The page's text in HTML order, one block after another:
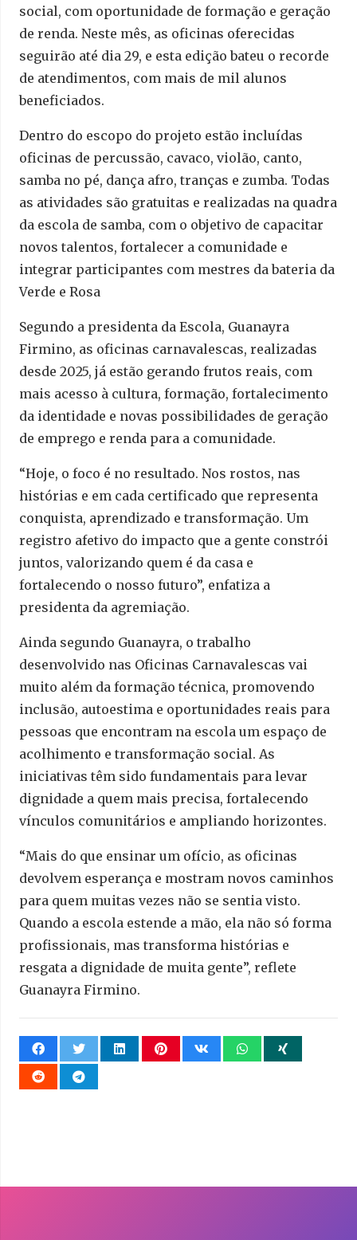
social, com oportunidade de formação e geração
de renda. Neste mês, as oficinas oferecidas
seguirão até dia 29, e esta edição bateu o recorde
de atendimentos, com mais de mil alunos
beneficiados.
Dentro do escopo do projeto estão incluídas
oficinas de percussão, cavaco, violão, canto,
samba no pé, dança afro, tranças e zumba. Todas
as atividades são gratuitas e realizadas na quadra
da escola de samba, com o objetivo de capacitar
novos talentos, fortalecer a comunidade e
integrar participantes com mestres da bateria da
Verde e Rosa
Segundo a presidenta da Escola, Guanayra
Firmino, as oficinas carnavalescas, realizadas
desde 2025, já estão gerando frutos reais, com
mais acesso à cultura, formação, fortalecimento
da identidade e novas possibilidades de geração
de emprego e renda para a comunidade.
“Hoje, o foco é no resultado. Nos rostos, nas
histórias e em cada certificado que representa
conquista, aprendizado e transformação. Um
registro afetivo do impacto que a gente constrói
juntos, valorizando quem é da casa e
fortalecendo o nosso futuro”, enfatiza a
presidenta da agremiação.
Ainda segundo Guanayra, o trabalho
desenvolvido nas Oficinas Carnavalescas vai
muito além da formação técnica, promovendo
inclusão, autoestima e oportunidades reais para
pessoas que encontram na escola um espaço de
acolhimento e transformação social. As
iniciativas têm sido fundamentais para levar
dignidade a quem mais precisa, fortalecendo
vínculos comunitários e ampliando horizontes.
“Mais do que ensinar um ofício, as oficinas
devolvem esperança e mostram novos caminhos
para quem muitas vezes não se sentia visto.
Quando a escola estende a mão, ela não só forma
profissionais, mas transforma histórias e
resgata a dignidade de muita gente”, reflete
Guanayra Firmino.